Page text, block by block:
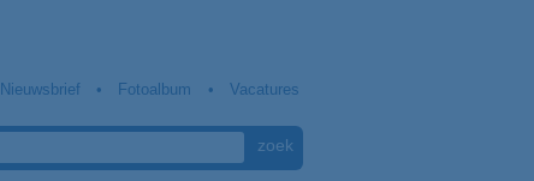
Nieuwsbrief Fotoalbum Vacatures